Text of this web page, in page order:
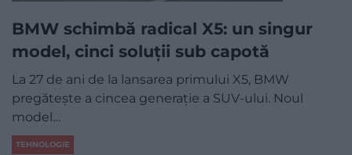
BMW schimbă radical X5: un singur
model, cinci soluții sub capotă
La 27 de ani de la lansarea primului X5, BMW
pregătește a cincea generație a SUV-ului. Noul
model…
TEHNOLOGIE